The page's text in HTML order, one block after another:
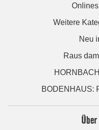
Weitere
Neu
Raus
BODENHAUS:
Über